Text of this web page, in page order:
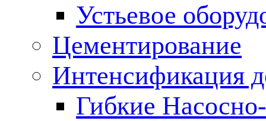
Устьевое
Цементирование
Интенсификация
Гибкие